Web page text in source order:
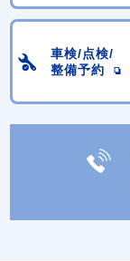
車検/点検/
整備予約